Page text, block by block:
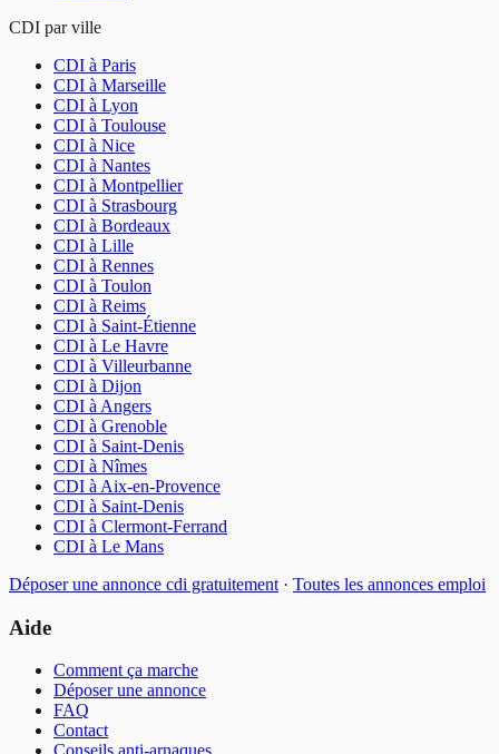
CDI par ville
CDI à Paris
CDI à Marseille
CDI à Lyon
CDI à Toulouse
CDI à Nice
CDI à Nantes
CDI à Montpellier
CDI à Strasbourg
CDI à Bordeaux
CDI à Lille
CDI à Rennes
CDI à Toulon
CDI à Reims
CDI à Saint-Étienne
CDI à Le Havre
CDI à Villeurbanne
CDI à Dijon
CDI à Angers
CDI à Grenoble
CDI à Saint-Denis
CDI à Nîmes
CDI à Aix-en-Provence
CDI à Saint-Denis
CDI à Clermont-Ferrand
CDI à Le Mans
Déposer une annonce cdi gratuitement · Toutes les annonces emploi
Aide
Comment ça marche
Déposer une annonce
FAQ
Contact